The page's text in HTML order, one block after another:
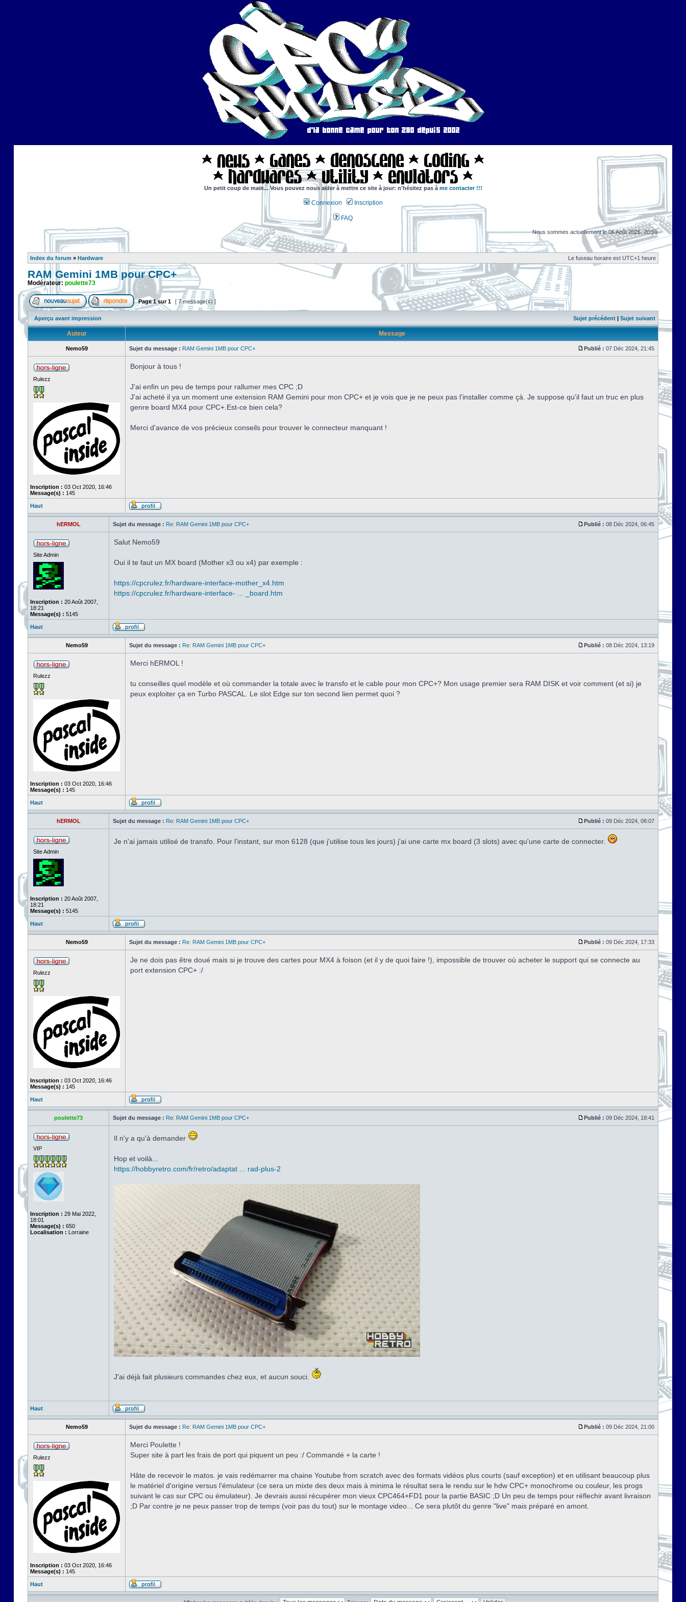
Un petit coup de main... Vous pouvez nous aider à mettre ce site à jour: n'hésitez pas à me contacter !!!
Connexion Inscription
FAQ
Nous sommes actuellement le 06 Août 2026, 20:59
Index du forum » Hardware Le fuseau horaire est UTC+1 heure
RAM Gemini 1MB pour CPC+
Modérateur: poulette73
Page1sur1 [ 7 message(s) ]
Aperçu avant impression Sujet précédent | Sujet suivant
Auteur Message
Nemo59 Sujet du message : RAM Gemini 1MB pour CPC+ Publié : 07 Déc 2024, 21:45
Rulezz
Inscription : 03 Oct 2020, 16:46
Message(s) : 145
Bonjour à tous !
J'ai enfin un peu de temps pour rallumer mes CPC ;D
J'ai acheté il ya un moment une extension RAM Gemini pour mon CPC+ et je vois que je ne peux pas l'installer comme çà. Je suppose qu'il faut un truc en plus
genre board MX4 pour CPC+.Est-ce bien cela?
Merci d'avance de vos précieux conseils pour trouver le connecteur manquant !
Haut
hERMOL Sujet du message : Re: RAM Gemini 1MB pour CPC+ Publié : 08 Déc 2024, 06:45
Site Admin
Inscription : 20 Août 2007,
18:21
Message(s) : 5145
Salut Nemo59
Oui il te faut un MX board (Mother x3 ou x4) par exemple :
https://cpcrulez.fr/hardware-interface-mother_x4.htm
https://cpcrulez.fr/hardware-interface- ... _board.htm
Haut
Nemo59 Sujet du message : Re: RAM Gemini 1MB pour CPC+ Publié : 08 Déc 2024, 13:19
Rulezz
Inscription : 03 Oct 2020, 16:46
Message(s) : 145
Merci hERMOL !
tu conseilles quel modèle et où commander la totale avec le transfo et le cable pour mon CPC+? Mon usage premier sera RAM DISK et voir comment (et si) je
peux exploiter ça en Turbo PASCAL. Le slot Edge sur ton second lien permet quoi ?
Haut
hERMOL Sujet du message : Re: RAM Gemini 1MB pour CPC+ Publié : 09 Déc 2024, 08:07
Site Admin
Inscription : 20 Août 2007,
18:21
Message(s) : 5145
Je n'ai jamais utilisé de transfo. Pour l'instant, sur mon 6128 (que j'utilise tous les jours) j'ai une carte mx board (3 slots) avec qu'une carte de connecter.
Haut
Nemo59 Sujet du message : Re: RAM Gemini 1MB pour CPC+ Publié : 09 Déc 2024, 17:33
Rulezz
Inscription : 03 Oct 2020, 16:46
Message(s) : 145
Je ne dois pas être doué mais si je trouve des cartes pour MX4 à foison (et il y de quoi faire !), impossible de trouver où acheter le support qui se connecte au
port extension CPC+ :/
Haut
poulette73 Sujet du message : Re: RAM Gemini 1MB pour CPC+ Publié : 09 Déc 2024, 18:41
VIP
Inscription : 29 Mai 2022,
18:01
Message(s) : 650
Localisation : Lorraine
Il n'y a qu'à demander
Hop et voilà...
https://hobbyretro.com/fr/retro/adaptat ... rad-plus-2
J'ai déjà fait plusieurs commandes chez eux, et aucun souci.
Haut
Nemo59 Sujet du message : Re: RAM Gemini 1MB pour CPC+ Publié : 09 Déc 2024, 21:00
Rulezz
Inscription : 03 Oct 2020, 16:46
Message(s) : 145
Merci Poulette !
Super site à part les frais de port qui piquent un peu :/ Commandé + la carte !
Hâte de recevoir le matos. je vais redémarrer ma chaine Youtube from scratch avec des formats vidéos plus courts (sauf exception) et en utilisant beaucoup plus
le matériel d'origine versus l'émulateur (ce sera un mixte des deux mais à minima le résultat sera le rendu sur le hdw CPC+ monochrome ou couleur, les progs
suivant le cas sur CPC ou émulateur). Je devrais aussi récupérer mon vieux CPC464+FD1 pour la partie BASIC ;D Un peu de temps pour réflechir avant livraison
;D Par contre je ne peux passer trop de temps (voir pas du tout) sur le montage video... Ce sera plutôt du genre "live" mais préparé en amont.
Haut